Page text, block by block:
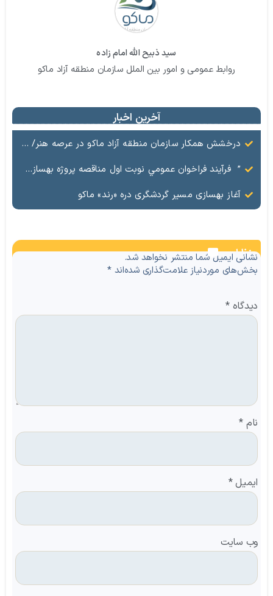
سید ذبیح الله امام زاده
روابط عمومی و امور بین الملل سازمان منطقه آزاد ماکو
آخرین اخبار
درخشش همکار سازمان منطقه آزاد ماکو در عرصه هنر/ مستند تاریخی «زری خانم» به کارگردانی احد عبادی رونمایی شد
” فرآيند فراخوان عمومي نوبت اول مناقصه پروژه بهسازي و آسفالت راه و پاركينگ مجموعه آب درماني شهرستان شوط منطقه آزاد ماكو “
آغاز بهسازی مسیر گردشگری دره «رند» ماکو
نظرات
نشانی ایمیل شما منتشر نخواهد شد.
بخش‌های موردنیاز علامت‌گذاری شده‌اند*
دیدگاه*
نام *
ایمیل*
وب‌ سایت